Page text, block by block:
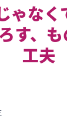
ゃな
す、
工夫